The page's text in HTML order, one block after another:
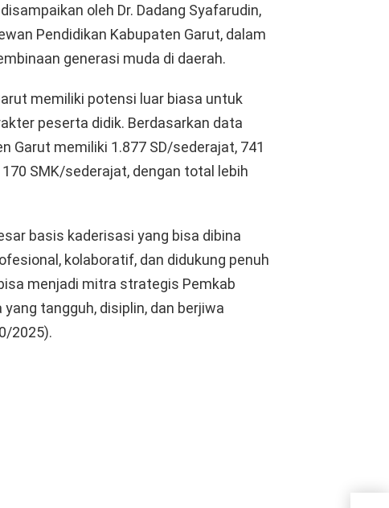
oleh Dr. Dadang Syafarudin,
Pendidikan Kabupaten Garut, dalam
generasi muda di daerah.
memiliki potensi luar biasa untuk
peserta didik. Berdasarkan data
Garut memiliki 1.877 SD/sederajat, 741
SMK/sederajat, dengan total lebih
basis kaderisasi yang bisa dibina
kolaboratif, dan didukung penuh
menjadi mitra strategis Pemkab
tangguh, disiplin, dan berjiwa
2025).